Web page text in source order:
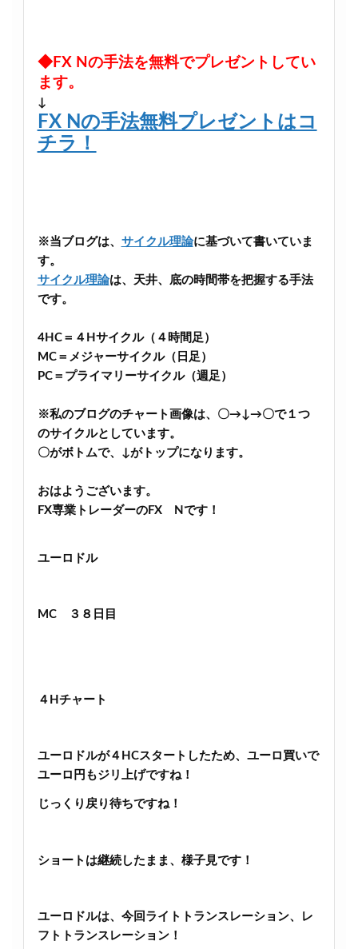
◆FX Nの手法を無料でプレゼントしてい
ます。
↓
FX Nの手法無料プレゼントはコ
チラ！
※当ブログは、 サイクル理論に基づいて書いていま
す。
サイクル理論は、天井、底の時間帯を把握する手法
です。
4HC＝４Hサイクル（４時間足）
MC＝メジャーサイクル（日足）
PC＝プライマリーサイクル（週足）
※私のブログのチャート画像は、〇→↓→〇で１つ
のサイクルとしています。
〇がボトムで、↓がトップになります。
おはようございます。
FX専業トレーダーのFX Nです！
ユーロドル
MC ３８日目
４Hチャート
ユーロドルが４HCスタートしたため、ユーロ買いで
ユーロ円もジリ上げですね！
じっくり戻り待ちですね！
ショートは継続したまま、様子見です！
ユーロドルは、今回ライトトランスレーション、レ
フトトランスレーション！